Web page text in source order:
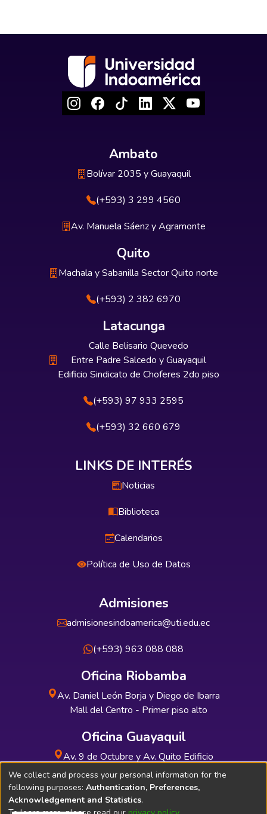
Ambato
Bolívar 2035 y Guayaquil
(+593) 3 299 4560
Av. Manuela Sáenz y Agramonte
Quito
Machala y Sabanilla Sector Quito norte
(+593) 2 382 6970
Latacunga
Calle Belisario Quevedo
Entre Padre Salcedo y Guayaquil
Edificio Sindicato de Choferes 2do piso
(+593) 97 933 2595
(+593) 32 660 679
LINKS DE INTERÉS
Noticias
Biblioteca
Calendarios
Política de Uso de Datos
Admisiones
admisionesindoamerica@uti.edu.ec
(+593) 963 088 088
Oficina Riobamba
Av. Daniel León Borja y Diego de Ibarra
Mall del Centro - Primer piso alto
Oficina Guayaquil
Av. 9 de Octubre y Av. Quito Edificio
INDUAUTO - Planta baja
We collect and process your personal information for the
following purposes: Authentication, Preferences,
Acknowledgement and Statistics.